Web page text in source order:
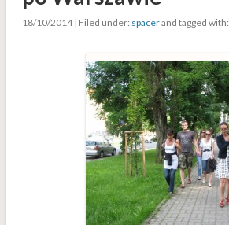
18/10/2014 | Filed under: spacerand tagged with: